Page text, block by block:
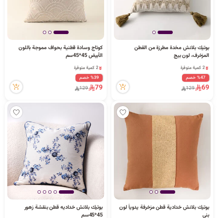
بوتيك بلانش مخدة مطرزة من القطن
المزخرف، لون بيج
2 كمية متوفرة
5 مشاهدة مؤخراً
2 كمية متوفرة
5 مشاهدة مؤخراً%47 خصم
69
129
كوتاج وسادة قطنية بحواف مموجة باللون
الأبيض 45*45سم
2 كمية متوفرة
11 مشاهدة مؤخراً
2 كمية متوفرة
11 مشاهدة مؤخراً%39 خصم
79
129
بوتيك بلانش خدادية قطن مزخرفة يدوياً لون
بني
بوتيك بلانش خداديه قطن بنقشة زهور
45*45سم
2 كمية متوفرة